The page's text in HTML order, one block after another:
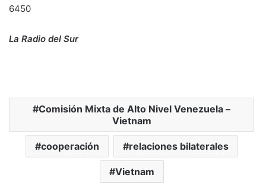
6450
La Radio del Sur
Comisión Mixta de Alto Nivel Venezuela –
Vietnam
cooperación relaciones bilaterales
Vietnam